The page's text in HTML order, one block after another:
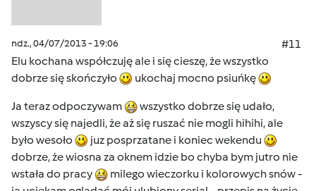
ndz., 04/07/2013 - 19:06
#11
Elu kochana współczuję ale i się cieszę, że wszystko
dobrze się skończyło
ukochaj mocno psiuńkę
Ja teraz odpoczywam
wszystko dobrze się udało,
wszyscy się najedli, że aż się ruszać nie mogli hihihi, ale
było wesoło
juz posprzatane i koniec wekendu
dobrze, że wiosna za oknem idzie bo chyba bym jutro nie
wstała do pracy
milego wieczorku i kolorowych snów -